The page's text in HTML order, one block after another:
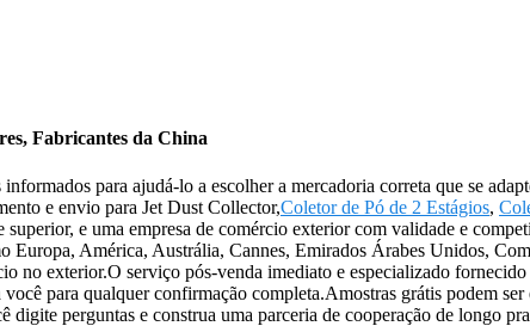
Fabricantes da China
para ajudá-lo a escolher a mercadoria correta que se
e envio para Jet Dust Collector,Coletor de Pó de 2 Estágios,
superior, e uma empresa de comércio exterior com validade e
Europa, América, Austrália, Cannes, Emirados Árabes Unidos,
no exterior.O serviço pós-venda imediato e especializado
para qualquer confirmação completa.Amostras grátis podem
digite perguntas e construa uma parceria de cooperação de longo